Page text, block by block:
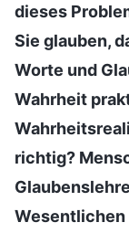
dieses
Sie glauben,
Worte und
Wahrheit
richtig?
Wesentlichen